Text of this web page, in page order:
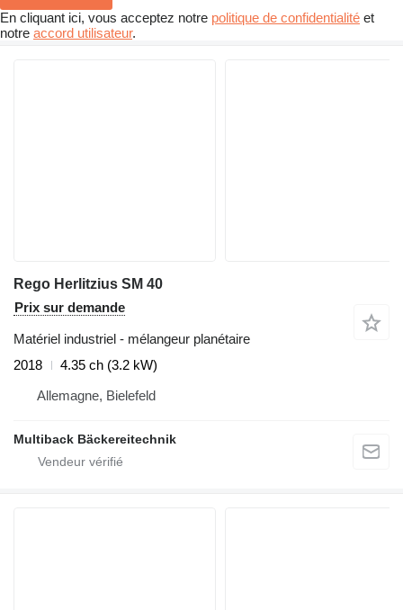
En cliquant ici, vous acceptez notre politique de confidentialité et
notre accord utilisateur.
Rego Herlitzius SM 40
Prix sur demande
Matériel industriel - mélangeur planétaire
2018
4.35 ch (3.2 kW)
Allemagne, Bielefeld
Multiback Bäckereitechnik